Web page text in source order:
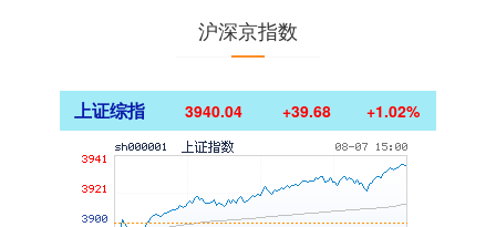
沪深京指数
上证综指 3940.04 +39.68 +1.02%